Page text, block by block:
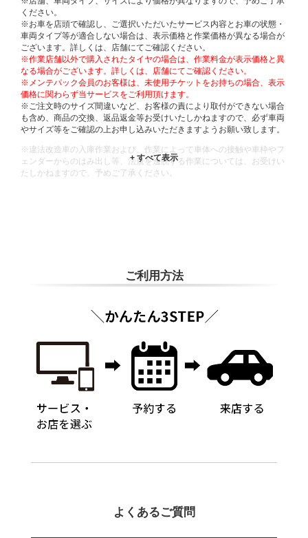
ください。
※お車を店頭で確認し、ご選択いただいたサービス内容とお車の状態・
車両タイプ等が適合しない場合は、表示価格と作業価格が異なる場合が
ございます。詳しくは、店舗にてご確認ください。
※作業店舗以外で購入されたタイヤの場合は、作業料金が表示価格と異
なる場合がございます。詳しくは、店舗にてご確認ください。
※メンテパック会員のお客様は、未使用チケットをお持ちの場合、表示
価格に関わらず当サービスをご利用頂けます。
※ご注文時のサイズ間違いなど、お客様の責により取付ができない場合
も含め、商品の交換、返品返金等お受けいたしかねますので、必ず車両
やサイズ等をご確認の上お申し込みいただきますようお願い致します。
※違法改造車の入庫作業および、作業によって車体への接触や車枠やフ
ェンダーからのはみ出し等、法規を逸脱する作業については、お受けい
たしかねますので、予めご了承ください。
ご利用方法
よくあるご質問